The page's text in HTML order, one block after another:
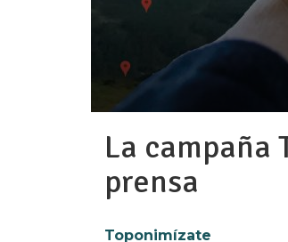
La campaña
prensa
Toponimízate